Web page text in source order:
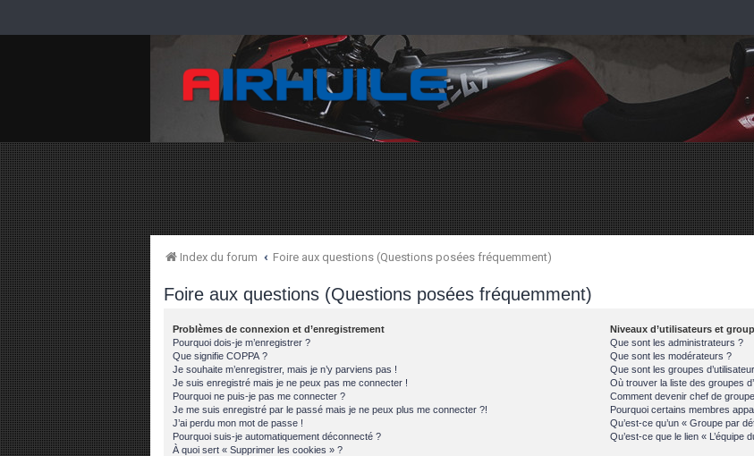
Index du forum Foire aux questions (Questions posées fréquemment)
Foire aux questions (Questions posées fréquemment)
Problèmes de connexion et d’enregistrement
Pourquoi dois-je m’enregistrer ?
Que signifie COPPA ?
Je souhaite m’enregistrer, mais je n’y parviens pas !
Je suis enregistré mais je ne peux pas me connecter !
Pourquoi ne puis-je pas me connecter ?
Je me suis enregistré par le passé mais je ne peux plus me connecter ?!
J’ai perdu mon mot de passe !
Pourquoi suis-je automatiquement déconnecté ?
À quoi sert « Supprimer les cookies » ?
Niveaux d’utilisateurs et
Que sont les administrateurs ?
Que sont les modérateurs ?
Que sont les groupes
Où trouver la liste des groupes
Comment devenir chef de
Pourquoi certains membres
Qu’est-ce qu’un « Groupe par
Qu’est-ce que le lien « L’équipe